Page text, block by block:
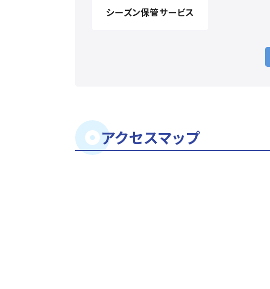
シーズン保管サービス
アクセスマップ